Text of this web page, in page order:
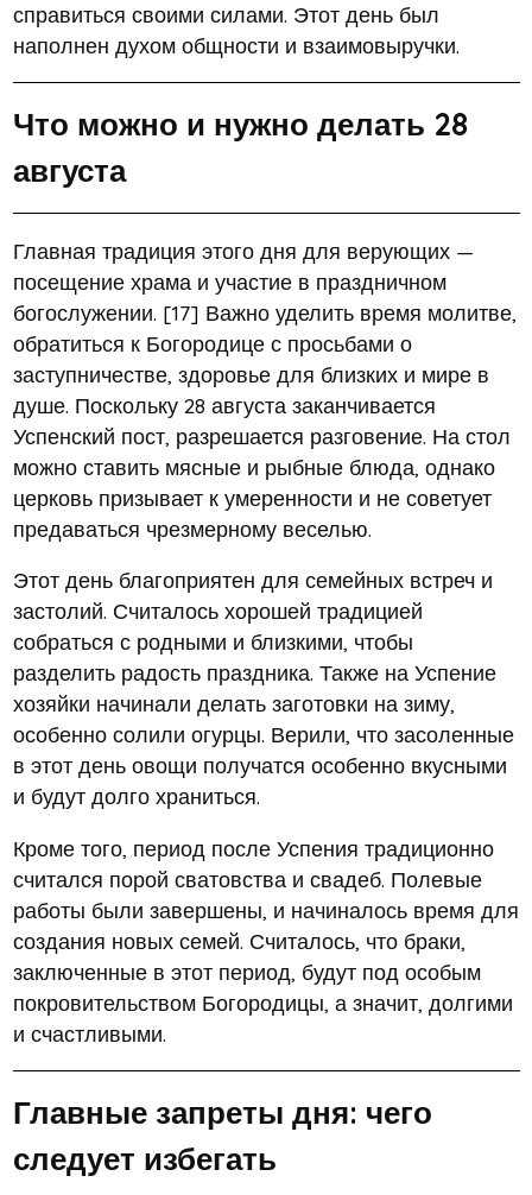
справиться своими силами. Этот день был
наполнен духом общности и взаимовыручки.
Что можно и нужно делать 28
августа
Главная традиция этого дня для верующих —
посещение храма и участие в праздничном
богослужении. [17] Важно уделить время молитве,
обратиться к Богородице с просьбами о
заступничестве, здоровье для близких и мире в
душе. Поскольку 28 августа заканчивается
Успенский пост, разрешается разговение. На стол
можно ставить мясные и рыбные блюда, однако
церковь призывает к умеренности и не советует
предаваться чрезмерному веселью.
Этот день благоприятен для семейных встреч и
застолий. Считалось хорошей традицией
собраться с родными и близкими, чтобы
разделить радость праздника. Также на Успение
хозяйки начинали делать заготовки на зиму,
особенно солили огурцы. Верили, что засоленные
в этот день овощи получатся особенно вкусными
и будут долго храниться.
Кроме того, период после Успения традиционно
считался порой сватовства и свадеб. Полевые
работы были завершены, и начиналось время для
создания новых семей. Считалось, что браки,
заключенные в этот период, будут под особым
покровительством Богородицы, а значит, долгими
и счастливыми.
Главные запреты дня: чего
следует избегать